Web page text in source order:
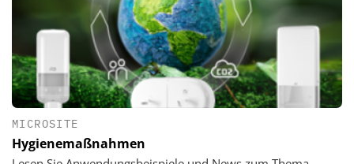
MICROSITE
Hygienemaßnahmen